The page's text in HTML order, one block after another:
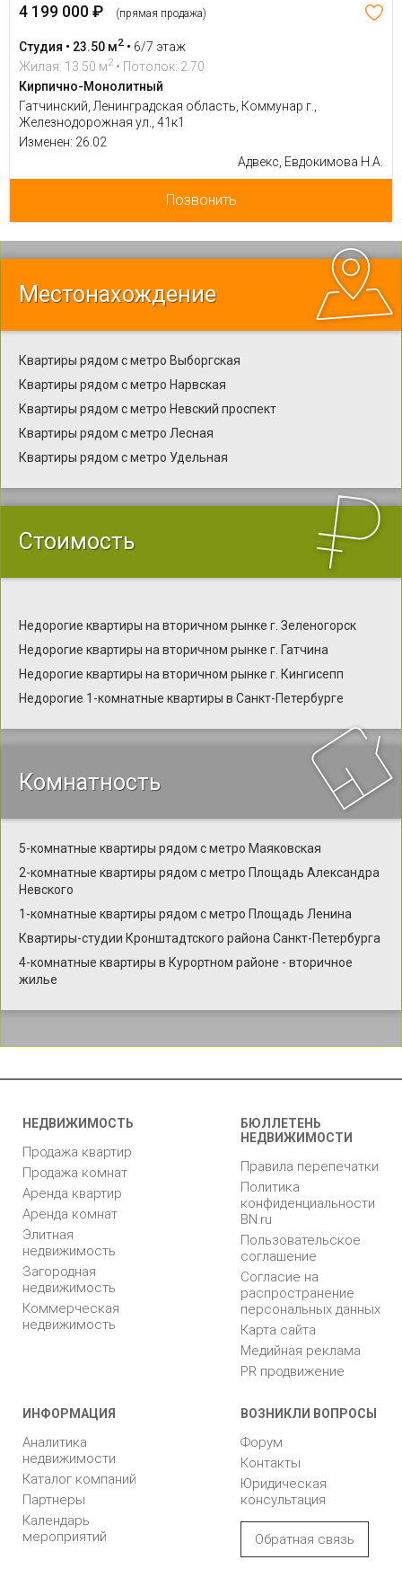
4 199 000 ₽ (прямая продажа)
Студия • 23.50 м2 • 6/7 этаж
Жилая: 13.50 м2 • Потолок: 2.70
Кирпично-Монолитный
Гатчинский, Ленинградская область, Коммунар г.,
Железнодорожная ул., 41к1
Изменен: 26.02
Адвекс, Евдокимова Н.А.
Позвонить
Местонахождение
Квартиры рядом с метро Выборгская
Квартиры рядом с метро Нарвская
Квартиры рядом с метро Невский проспект
Квартиры рядом с метро Лесная
Квартиры рядом с метро Удельная
Стоимость
Недорогие квартиры на вторичном рынке г. Зеленогорск
Недорогие квартиры на вторичном рынке г. Гатчина
Недорогие квартиры на вторичном рынке г. Кингисепп
Недорогие 1-комнатные квартиры в Санкт-Петербурге
Комнатность
5-комнатные квартиры рядом с метро Маяковская
2-комнатные квартиры рядом с метро Площадь Александра
Невского
1-комнатные квартиры рядом с метро Площадь Ленина
Квартиры-студии Кронштадтского района Санкт-Петербурга
4-комнатные квартиры в Курортном районе - вторичное
жилье
НЕДВИЖИМОСТЬ
Продажа квартир
Продажа комнат
Аренда квартир
Аренда комнат
Элитная
недвижимость
Загородная
недвижимость
Коммерческая
недвижимость
БЮЛЛЕТЕНЬ
НЕДВИЖИМОСТИ
Правила перепечатки
Политика
конфиденциальности
BN.ru
Пользовательское
соглашение
Согласие на
распространение
персональных данных
Карта сайта
Медийная реклама
PR продвижение
ИНФОРМАЦИЯ
Аналитика
недвижимости
Каталог компаний
Партнеры
Календарь
мероприятий
ВОЗНИКЛИ ВОПРОСЫ
Форум
Контакты
Юридическая
консультация
Обратная связь